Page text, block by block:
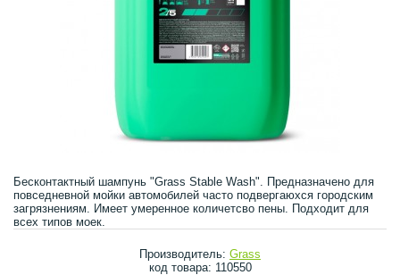
Бесконтактный шампунь "Grass Stable Wash". Предназначено для
повседневной мойки автомобилей часто подвергаюхся городским
загрязнениям. Имеет умеренное количетсво пены. Подходит для
всех типов моек.
Производитель: Grass
код товара: 110550